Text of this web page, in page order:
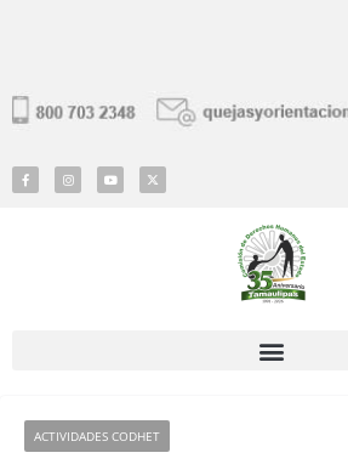
ACTIVIDADES CODHET